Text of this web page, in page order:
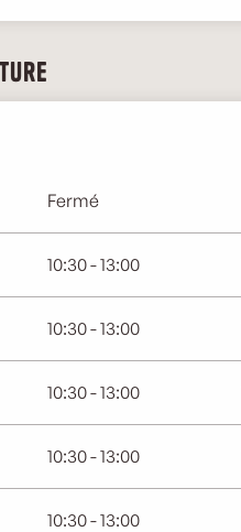
Fermé
10:30 - 13:00
10:30 - 13:00
10:30 - 13:00
10:30 - 13:00
10:30 - 13:00